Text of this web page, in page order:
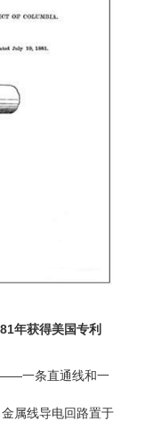
年获得美国专利
——一条直通线和一
属线导电回路置于